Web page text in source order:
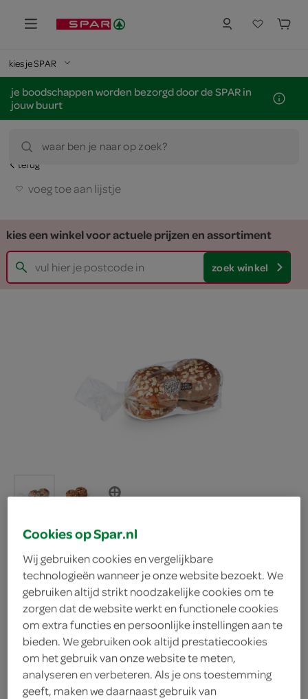
kies je SPAR
je boodschappen worden bezorgd door de SPAR in
jouw buurt
waar ben je naar op zoek?
terug
voeg toe aan lijstje
kies een winkel voor actuele prijzen en assortiment
zoek winkel
BakkersHart klein brood
reuze mueslibollen 4
stuks
BakkersHart
Cookies op Spar.nl
Wij gebruiken cookies en vergelijkbare
technologieën wanneer je onze website bezoekt. We
gebruiken altijd strikt noodzakelijke cookies om te
zorgen dat de website werkt en functionele cookies
om extra functies en persoonlijke instellingen aan te
bieden. We gebruiken ook altijd prestatiecookies
om het gebruik van onze website te meten,
analyseren en verbeteren. Als je ons toestemming
geeft, maken we daarnaast gebruik van